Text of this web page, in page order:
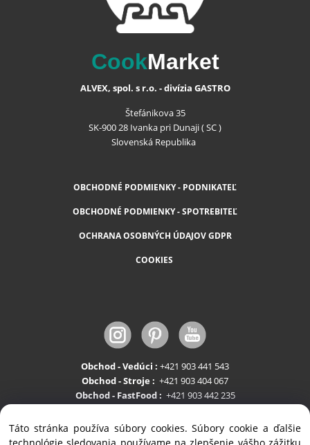
CookMarket
ALVEX, spol. s r.o. - divízia GASTRO
Štefánikova 35
SK-900 28 Ivanka pri Dunaji ( SC )
Slovenská Republika
OBCHODNÉ PODMIENKY - PODNIKATEĽ
OBCHODNÉ PODMIENKY - SPOTREBITEĽ
OCHRANA OSOBNÝCH ÚDAJOV GDPR
COOKIES
Obchod - Vedúci : +421 903 441 543
Obchod - Stroje : +421 903 404 067
Obchod - FastFood : +421 903 442 235
Táto stránka používa súbory cookies. Súbory cookie a ďalšie